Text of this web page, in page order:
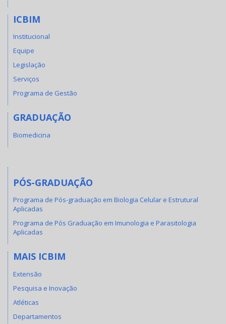
ICBIM
Institucional
Equipe
Legislação
Serviços
Programa de Gestão
GRADUAÇÃO
Biomedicina
PÓS-GRADUAÇÃO
Programa de Pós-graduação em Biologia Celular e Estrutural
Aplicadas
Programa de Pós Graduação em Imunologia e Parasitologia
Aplicadas
MAIS ICBIM
Extensão
Pesquisa e Inovação
Atléticas
Departamentos